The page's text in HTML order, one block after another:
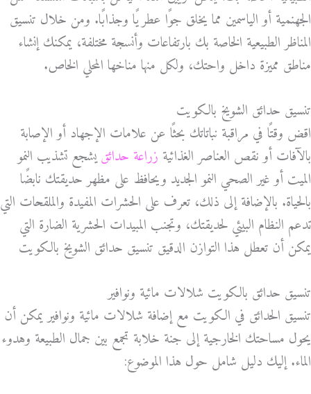
الجهنمية أو الياسمين مما يخلق جوًا عطريًا وجذابًا. ومن خلال تنسيق
المناظر الطبيعية الخاصة بك بارتفاعات وأنسجة مختلفة، يمكنك إنشاء
مناطق مميزة داخل واحتك، ولكل منها مناخها المحلي الخاص.
تنسيق حدائق الشويخ بالكويت
اقض وقتًا في مراقبة نباتاتك بحثًا عن علامات الإجهاد أو الإصابة
بالآفات أو نقص العناصر الغذائية زراعة حدائقيشجع تشذيب النمو
الميت أو غير الصحي النمو الجديد ويحافظ على مظهر حديقتك نابضًا
بالحياة. بالإضافة إلى ذلك، تعرف على الحشرات المفيدة والملقحات التي
تدعم النظام البيئي لحديقتك، وتجنب المبيدات الحشرية الضارة التي
يمكن أن تعطل هذا التوازن الدقيق تنسيق حدائق الشويخ بالكويت
تنسيق حدائق بالكويت شلالات مائية ونوافير
تنسيق الحدائق في الكويت مع إضافة شلالات مائية ونوافير يمكن أن
يحول مساحتك الخارجية إلى جنة خلابة تجمع بين جمال الطبيعة وهدوء
الماء. إليك دليل شامل حول هذا الموضوع: